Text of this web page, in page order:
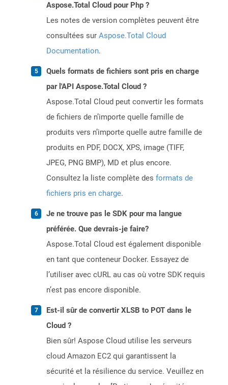
Aspose.Total Cloud pour Php ?
Les notes de version complètes peuvent être
consultées sur Aspose.Total Cloud
Documentation.
Quels formats de fichiers sont pris en charge
par l'API Aspose.Total Cloud ?
Aspose.Total Cloud peut convertir les formats
de fichiers de n’importe quelle famille de
produits vers n’importe quelle autre famille de
produits en PDF, DOCX, XPS, image (TIFF,
JPEG, PNG BMP), MD et plus encore.
Consultez la liste complète des formats de
fichiers pris en charge.
Je ne trouve pas le SDK pour ma langue
préférée. Que devrais-je faire?
Aspose.Total Cloud est également disponible
en tant que conteneur Docker. Essayez de
l’utiliser avec cURL au cas où votre SDK requis
n’est pas encore disponible.
Est-il sûr de convertir XLSB to POT dans le
Cloud ?
Bien sûr! Aspose Cloud utilise les serveurs
cloud Amazon EC2 qui garantissent la
sécurité et la résilience du service. Veuillez en